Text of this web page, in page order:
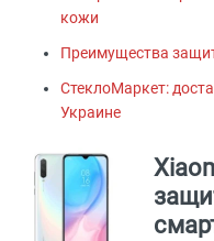
кожи
Преимущества
СтеклоМаркет:
Украине